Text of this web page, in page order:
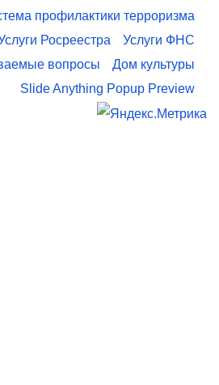
профилактики терроризма
Росреестра
Услуги ФНС
вопросы
Дом культуры
Slide Anything Popup Preview